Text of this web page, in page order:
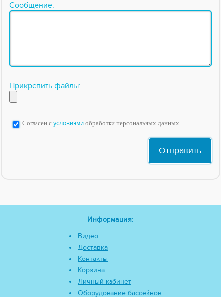
Сообщение:
Прикрепить файлы:
Согласен с условиями обработки персональных данных
Информация:
Видео
Доставка
Контакты
Корзина
Личный кабинет
Оборудование бассейнов